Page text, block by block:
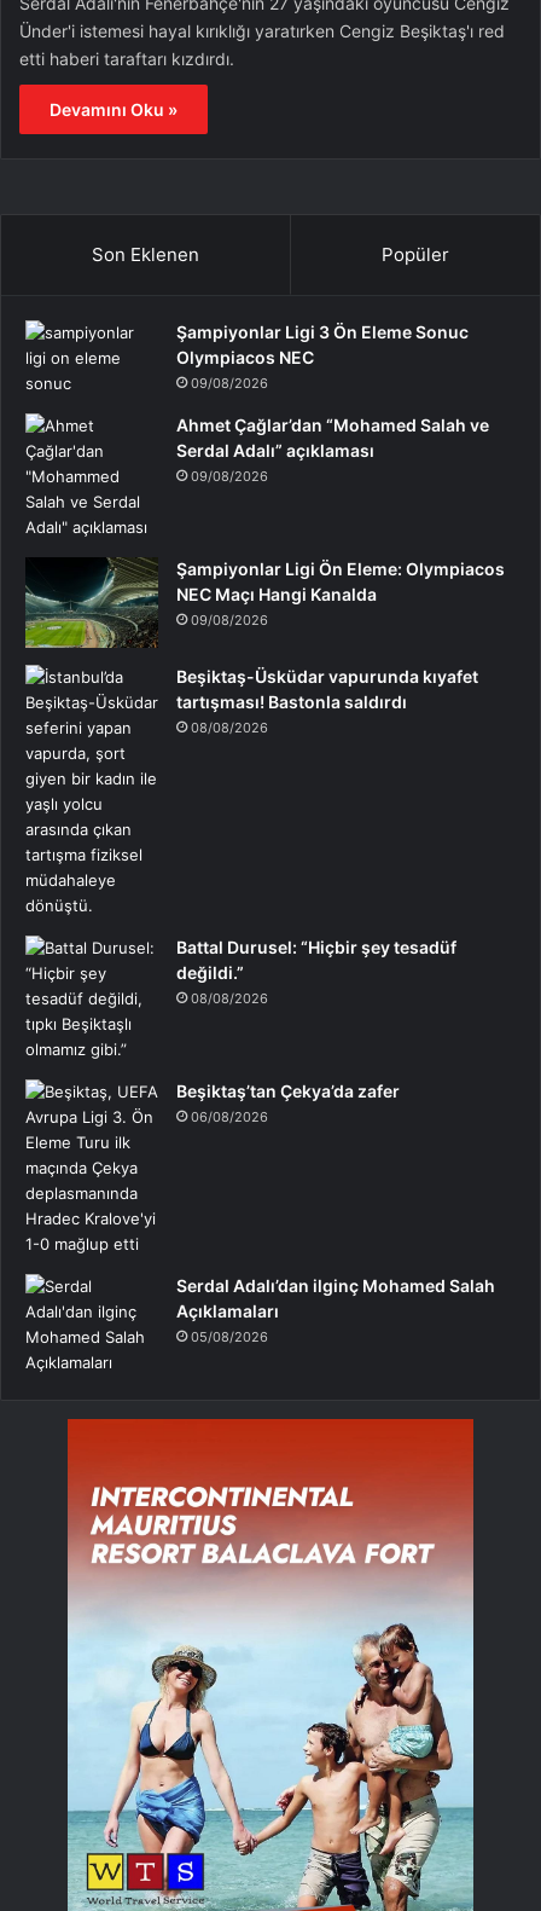
Ünder'i istemesi hayal kırıklığı yaratırken Cengiz Beşiktaş'ı red
etti haberi taraftarı kızdırdı.
Devamını Oku »
Son Eklenen Popüler
Şampiyonlar Ligi 3 Ön Eleme Sonuc
Olympiacos NEC
09/08/2026
Ahmet Çağlar’dan “Mohamed Salah ve
Serdal Adalı” açıklaması
09/08/2026
Şampiyonlar Ligi Ön Eleme: Olympiacos
NEC Maçı Hangi Kanalda
09/08/2026
Beşiktaş-Üsküdar vapurunda kıyafet
tartışması! Bastonla saldırdı
08/08/2026
Battal Durusel: “Hiçbir şey tesadüf
değildi.”
08/08/2026
Beşiktaş’tan Çekya’da zafer
06/08/2026
Serdal Adalı’dan ilginç Mohamed Salah
Açıklamaları
05/08/2026